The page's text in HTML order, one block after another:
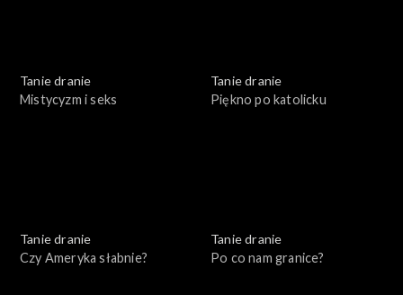
Tanie dranie
Mistycyzm i seks
Tanie dranie
Piękno po katolicku
Tanie dranie
Czy Ameryka słabnie?
Tanie dranie
Po co nam granice?